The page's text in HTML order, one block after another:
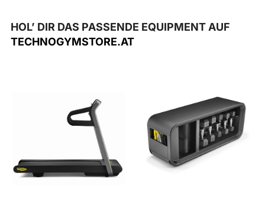
HOL’ DIR DAS PASSENDE EQUIPMENT AUF
TECHNOGYMSTORE.AT